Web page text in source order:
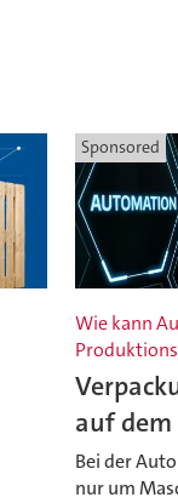
Sponsored
Wie kann
auf dem
Bei der
nur um